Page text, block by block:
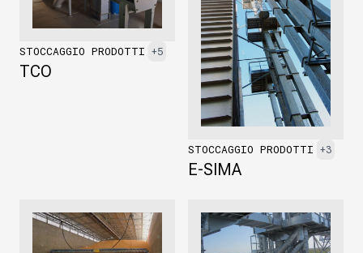
STOCCAGGIO PRODOTTI +5
TCO
STOCCAGGIO PRODOTTI +3
E-SIMA